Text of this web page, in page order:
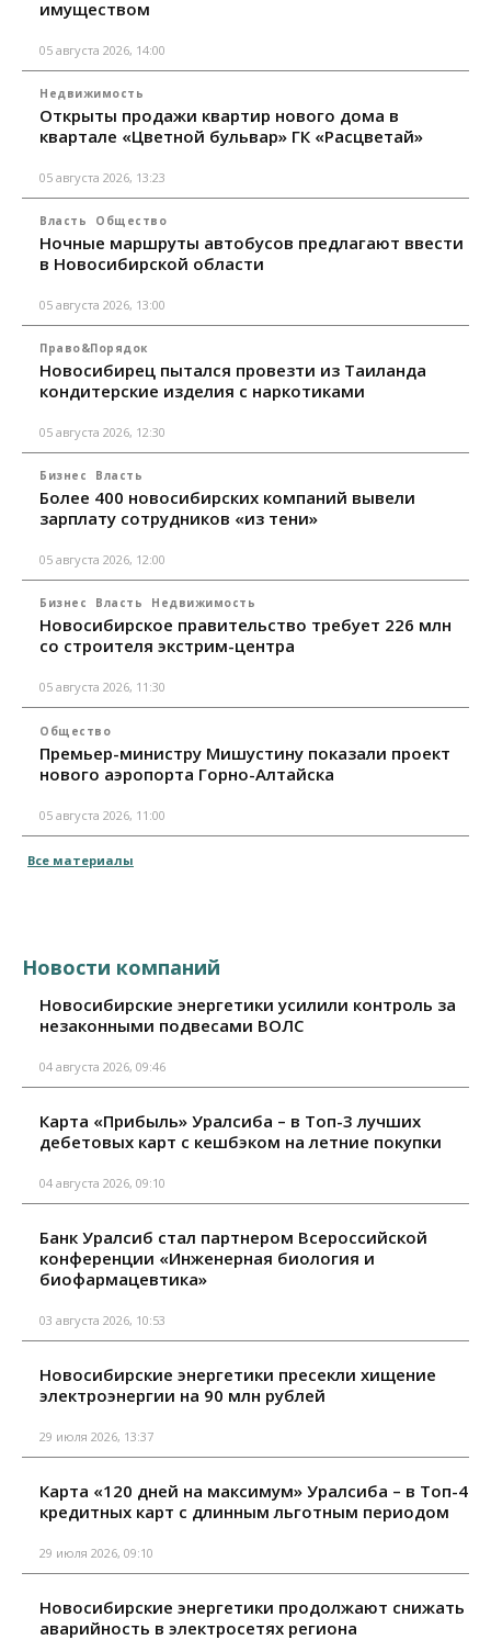
имуществом
05 августа 2026, 14:00
Недвижимость
Открыты продажи квартир нового дома в
квартале «Цветной бульвар» ГК «Расцветай»
05 августа 2026, 13:23
Власть Общество
Ночные маршруты автобусов предлагают ввести
в Новосибирской области
05 августа 2026, 13:00
Право&Порядок
Новосибирец пытался провезти из Таиланда
кондитерские изделия с наркотиками
05 августа 2026, 12:30
Бизнес Власть
Более 400 новосибирских компаний вывели
зарплату сотрудников «из тени»
05 августа 2026, 12:00
Бизнес Власть Недвижимость
Новосибирское правительство требует 226 млн
со строителя экстрим-центра
05 августа 2026, 11:30
Общество
Премьер-министру Мишустину показали проект
нового аэропорта Горно-Алтайска
05 августа 2026, 11:00
Все материалы
Новости компаний
Новосибирские энергетики усилили контроль за
незаконными подвесами ВОЛС
04 августа 2026, 09:46
Карта «Прибыль» Уралсиба – в Топ-3 лучших
дебетовых карт с кешбэком на летние покупки
04 августа 2026, 09:10
Банк Уралсиб стал партнером Всероссийской
конференции «Инженерная биология и
биофармацевтика»
03 августа 2026, 10:53
Новосибирские энергетики пресекли хищение
электроэнергии на 90 млн рублей
29 июля 2026, 13:37
Карта «120 дней на максимум» Уралсиба – в Топ-4
кредитных карт с длинным льготным периодом
29 июля 2026, 09:10
Новосибирские энергетики продолжают снижать
аварийность в электросетях региона